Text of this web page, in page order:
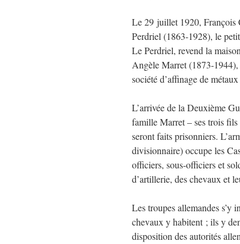
Le 29 juillet 1920, François
Perdriel (1863-1928), le
Le Perdriel, revend la
Angèle Marret (1873-
société d’affinage de
L’arrivée de la Deuxième
famille Marret – ses trois fils
seront faits prisonniers.
divisionnaire) occupe les
officiers, sous-officiers et
d’artillerie, des chevaux et
Les troupes allemandes s’y
chevaux y habitent ; ils y
disposition des autorités